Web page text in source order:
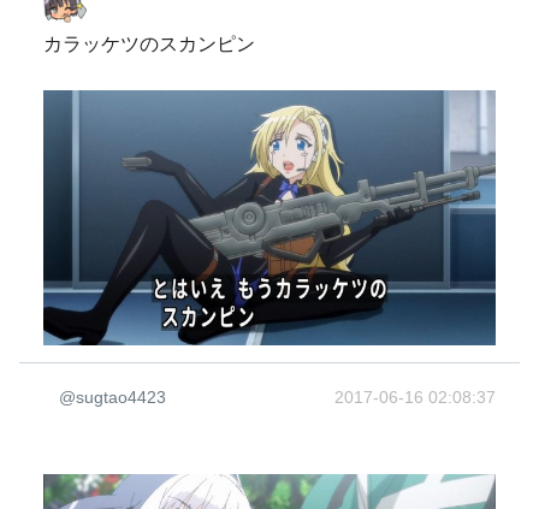
カラッケツのスカンピン
@sugtao4423 2017-06-16 02:08:37